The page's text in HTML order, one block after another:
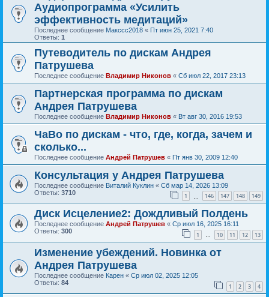
Аудиопрограмма «Усилить
эффективность медитаций»
Последнее сообщение Макссс2018 « Пт июн 25, 2021 7:40
Ответы: 1
Путеводитель по дискам Андрея
Патрушева
Последнее сообщение Владимир Никонов « Сб июл 22, 2017 23:13
Партнерская программа по дискам
Андрея Патрушева
Последнее сообщение Владимир Никонов « Вт авг 30, 2016 19:53
ЧаВо по дискам - что, где, когда, зачем и
сколько...
Последнее сообщение Андрей Патрушев « Пт янв 30, 2009 12:40
Консультация у Андрея Патрушева
Последнее сообщение Виталий Куклин « Сб мар 14, 2026 13:09
Ответы: 3710 1 146 147 148 149
Диск Исцеление2: Дождливый Полдень
Последнее сообщение Андрей Патрушев « Ср июл 16, 2025 16:11
Ответы: 300 1 … 10 11 12 13
Изменение убеждений. Новинка от
Андрея Патрушева
Последнее сообщение Карен « Ср июл 02, 2025 12:05
Ответы: 84 1 2 3 4